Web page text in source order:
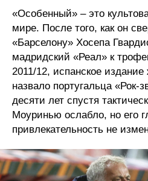
«Особенный» – это
мире. После того, как он
«Барселону» Хосепа
мадридский «Реал» к
2011/12, испанское
назвало португальца «Рок-
десяти лет спустя
Моуринью ослабло, но его
привлекательность не